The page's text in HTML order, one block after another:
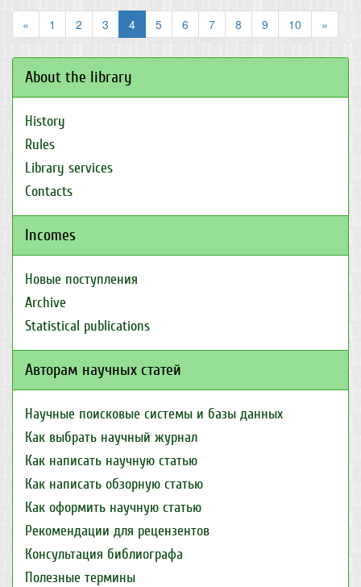
« 1 2 3 4 5 6 7 8 9 10 »
About the library
History
Rules
Library services
Contacts
Incomes
Новые поступления
Archive
Statistical publications
Авторам научных статей
Научные поисковые системы и базы данных
Как выбрать научный журнал
Как написать научную статью
Как написать обзорную статью
Как оформить научную статью
Рекомендации для рецензентов
Консультация библиографа
Полезные термины